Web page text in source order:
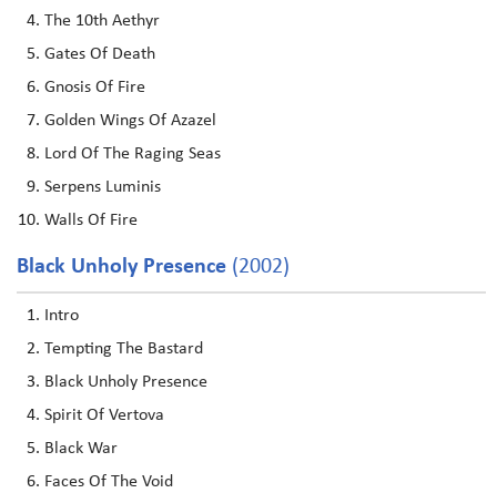
The 10th Aethyr
Gates Of Death
Gnosis Of Fire
Golden Wings Of Azazel
Lord Of The Raging Seas
Serpens Luminis
Walls Of Fire
Black Unholy Presence (2002)
Intro
Tempting The Bastard
Black Unholy Presence
Spirit Of Vertova
Black War
Faces Of The Void